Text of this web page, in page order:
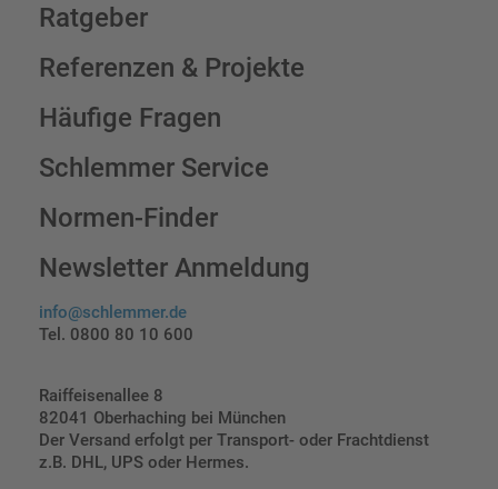
Ratgeber
Referenzen & Projekte
Häufige Fragen
Schlemmer Service
Normen-Finder
Newsletter Anmeldung
info@schlemmer.de
Tel. 0800 80 10 600
Raiffeisenallee 8
82041 Oberhaching bei München
Der Versand erfolgt per Transport- oder Frachtdienst
z.B. DHL, UPS oder Hermes.